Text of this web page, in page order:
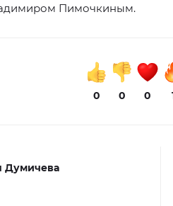
Пимочкиным.
0 0 0
Думичева